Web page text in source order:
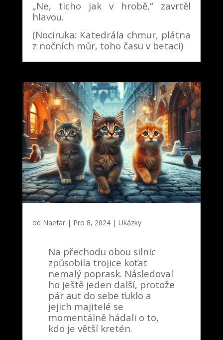
„Ne, ticho jak v hrobě,“ zavrtěl
hlavou.
(Nociruka: Katedrála chmur, plátna
z nočních můr, toho času v betaci)
od Naefar| Pro 8, 2024| Ukázky
Na přechodu obou silnic
způsobila trojice koťat
nemalý poprask. Následoval
ho ještě jeden další, protože
pár aut do sebe ťuklo a
jejich majitelé se
momentálně hádali o to,
kdo je větší kretén.